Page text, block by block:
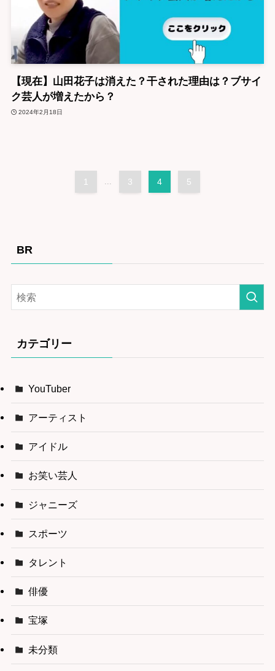
【現在】山田花子は消えた？干された理由は？ブサイ
ク芸人が増えたから？
2024年2月18日
1 ... 3 4 5
BR
カテゴリー
YouTuber
アーティスト
アイドル
お笑い芸人
ジャニーズ
スポーツ
タレント
俳優
宝塚
未分類